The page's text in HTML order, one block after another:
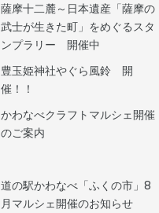
薩摩十二麓～日本遺産「薩摩の
武士が生きた町」をめぐるスタ
ンプラリー 開催中
豊玉姫神社やぐら風鈴 開
催！！
かわなべクラフトマルシェ開催
のご案内
道の駅かわなべ「ふくの市」8
月マルシェ開催のお知らせ